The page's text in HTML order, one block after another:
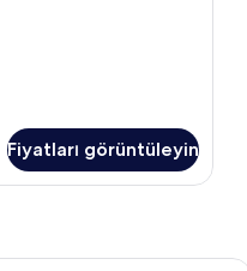
Fiyatları görüntüleyin